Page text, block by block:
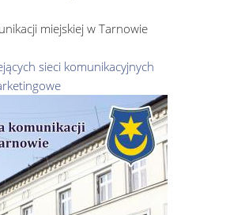
miejskiej w Tarnowie
sieci komunikacyjnych